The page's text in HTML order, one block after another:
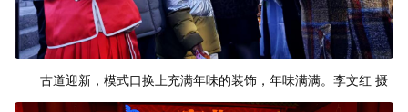
古道迎新，模式口换上充满年味的装饰，年味满满。李文红 摄